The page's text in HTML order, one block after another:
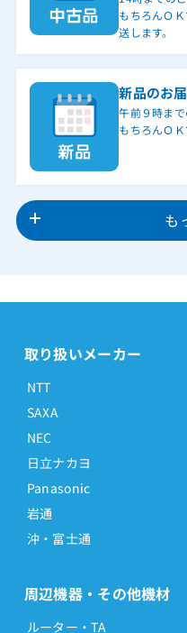
もちろんＯ
送します。
新品のお
午前９時ま
もちろんＯＫ
も
取り扱いメーカー
NTT
SAXA
NEC
日立ナカヨ
Panasonic
岩通
沖・富士通
周辺機器・その他機材
ルーター・TA